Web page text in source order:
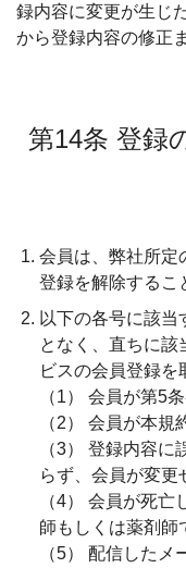
録内容に変更が生じ
から登録内容の修正
第14条 登録
会員は、弊社所定
登録を解除するこ
以下の各号に該当
となく、直ちに該
ビスの会員登録を
（1） 会員が第5
（2） 会員が本規
（3） 登録内容
らず、会員が変更
（4） 会員が死
師もしくは薬剤師
（5） 配信した